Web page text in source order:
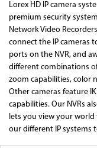
Lorex HD IP camera
premium security
Network Video
connect the IP cameras
ports on the NVR, and
different combinations
zoom capabilities, color
Other cameras feature
capabilities. Our NVRs
lets you view your world
our different IP systems